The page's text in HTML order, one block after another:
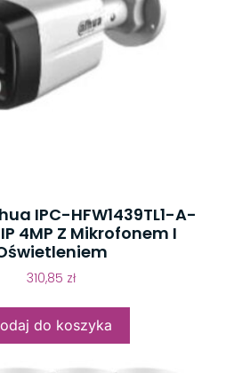
IPC-HFW1439TL1-A-
4MP Z Mikrofonem I
310,85 zł
do koszyka